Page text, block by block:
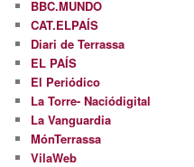
BBC.MUNDO
CAT.ELPAÍS
Diari de Terrassa
EL PAÍS
El Periódico
La Torre- Naciódigital
La Vanguardia
MónTerrassa
VilaWeb